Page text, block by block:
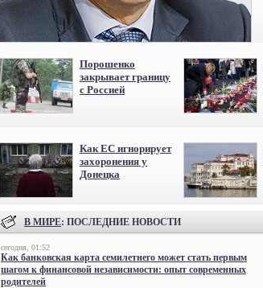
Порошенко
закрывает границу
с Россией
Как ЕС игнорирует
захоронения у
Донецка
В МИРЕ: ПОСЛЕДНИЕ НОВОСТИ
сегодня, 01:52
Как банковская карта семилетнего может стать первым
шагом к финансовой независимости: опыт современных
родителей